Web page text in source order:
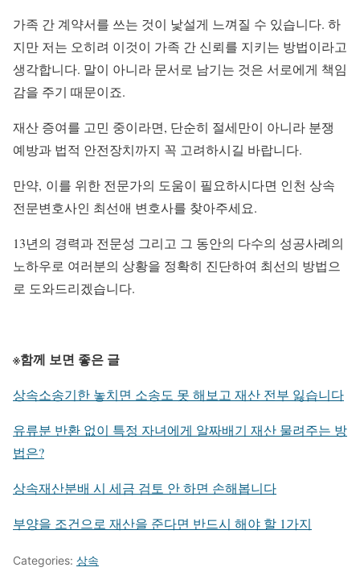
가족 간 계약서를 쓰는 것이 낯설게 느껴질 수 있습니다. 하
지만 저는 오히려 이것이 가족 간 신뢰를 지키는 방법이라고
생각합니다. 말이 아니라 문서로 남기는 것은 서로에게 책임
감을 주기 때문이죠.
재산 증여를 고민 중이라면, 단순히 절세만이 아니라 분쟁
예방과 법적 안전장치까지 꼭 고려하시길 바랍니다.
만약, 이를 위한 전문가의 도움이 필요하시다면 인천 상속
전문변호사인 최선애 변호사를 찾아주세요.
13년의 경력과 전문성 그리고 그 동안의 다수의 성공사례의
노하우로 여러분의 상황을 정확히 진단하여 최선의 방법으
로 도와드리겠습니다.
※함께 보면 좋은 글
상속소송기한 놓치면 소송도 못 해보고 재산 전부 잃습니다
유류분 반환 없이 특정 자녀에게 알짜배기 재산 물려주는 방
법은?
상속재산분배 시 세금 검토 안 하면 손해봅니다
부양을 조건으로 재산을 준다면 반드시 해야 할 1가지
Categories: 상속